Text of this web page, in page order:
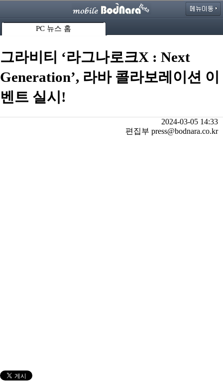
PC 뉴스 홈
그라비티 ‘라그나로크X : Next
Generation’, 라바 콜라보레이션 이
벤트 실시!
2024-03-05 14:33
편집부 press@bodnara.co.kr